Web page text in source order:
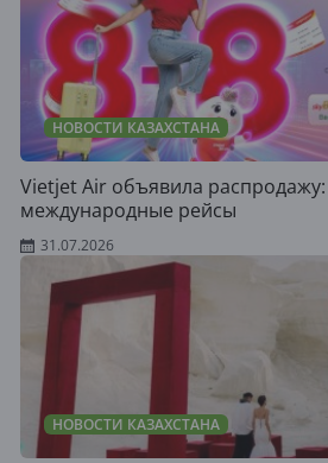
НОВОСТИ КАЗАХСТАНА
Vietjet Air объявила распродажу:
международные рейсы
31.07.2026
НОВОСТИ КАЗАХСТАНА